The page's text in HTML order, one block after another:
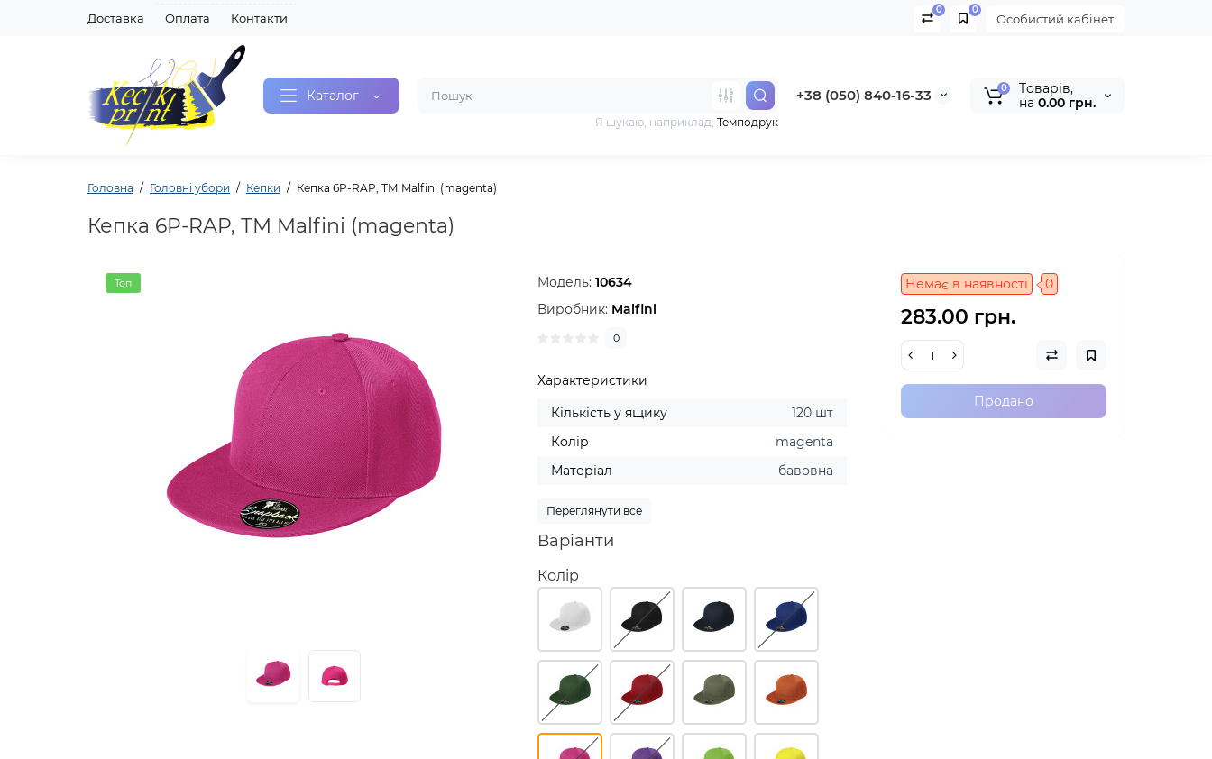
Доставка Оплата Контакти Особистий кабінет
0
0
Каталог +38 (050) 840-16-33
Я шукаю, наприклад, Темподрук
0
Tоварів,
на 0.00 грн.
Головна Головні убори Кепки Кепка 6P-RAP, ТМ Malfini (magenta)
Кепка 6P-RAP, ТМ Malfini (magenta)
Топ Модель:10634
Виробник: Malfini
0
Характеристики
Кількість у ящику
120 шт
Колір
magenta
Матеріал
бавовна
Переглянути все
Варіанти
Колір
Немає в наявності 0
283.00 грн.
Продано